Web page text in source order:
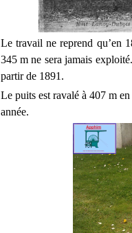
Le travail ne reprend qu’en
345 m ne sera jamais
partir de 1891.
Le puits est ravalé à 407 m
année.